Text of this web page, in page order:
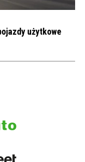
użytkowe